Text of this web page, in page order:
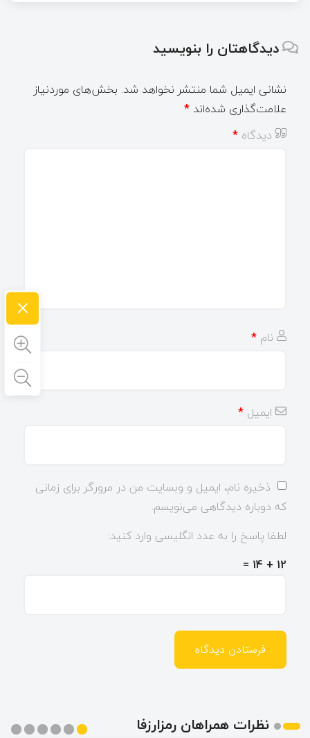
دیدگاهتان را بنویسید
نشانی ایمیل شما منتشر نخواهد شد. بخش‌های موردنیاز
علامت‌گذاری شده‌اند *
دیدگاه *
نام *
ایمیل *
ذخیره نام، ایمیل و وبسایت من در مرورگر برای زمانی
که دوباره دیدگاهی می‌نویسم.
لطفا پاسخ را به عدد انگلیسی وارد کنید:
12 + 14 =
نظرات همراهان رمزارزفا
×